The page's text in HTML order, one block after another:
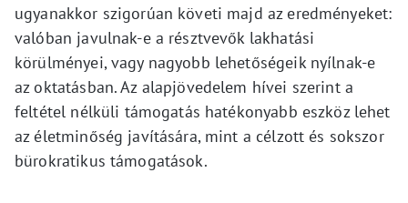
ugyanakkor szigorúan követi majd az eredményeket:
valóban javulnak-e a résztvevők lakhatási
körülményei, vagy nagyobb lehetőségeik nyílnak-e
az oktatásban. Az alapjövedelem hívei szerint a
feltétel nélküli támogatás hatékonyabb eszköz lehet
az életminőség javítására, mint a célzott és sokszor
bürokratikus támogatások.